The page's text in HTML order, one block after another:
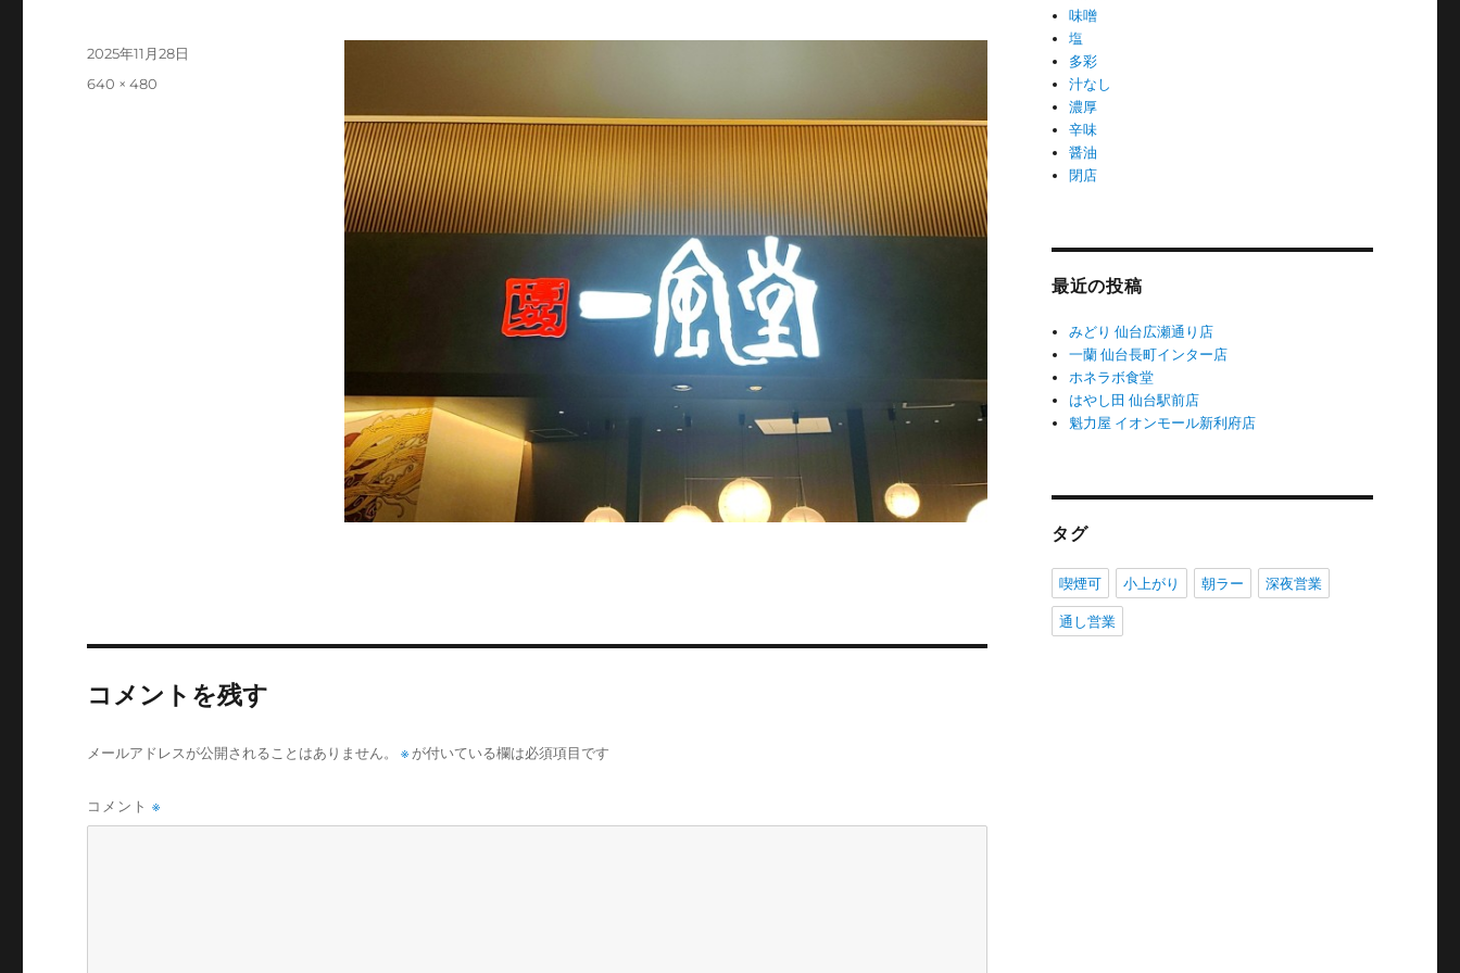
投
2025年11月28日
フ
640 × 480
コメントを残す
メールアドレスが公開されることはありません。 ※ が付いている欄は必須項目です
コメント※
味噌
塩
多彩
汁なし
濃厚
辛味
醤油
閉店
最近の投稿
みどり 仙台広瀬通り店
一蘭 仙台長町インター店
ホネラボ食堂
はやし田 仙台駅前店
魁力屋 イオンモール新利府店
タグ
喫煙可 小上がり 朝ラー 深夜営業
通し営業